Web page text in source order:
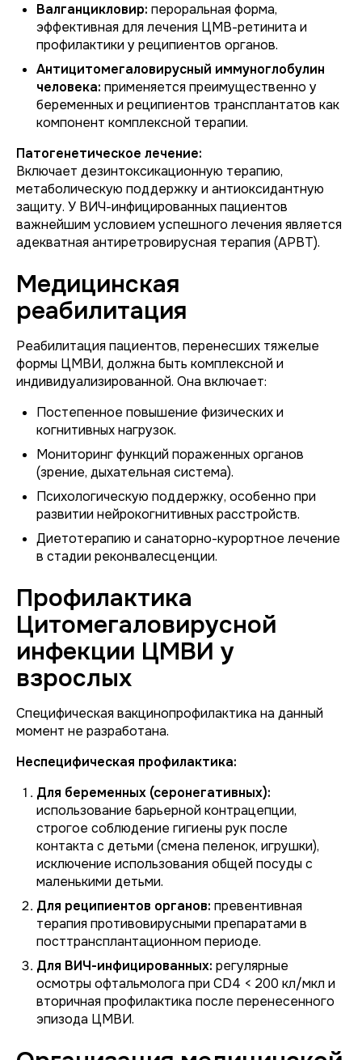
Валганцикловир: пероральная форма,
эффективная для лечения ЦМВ-ретинита и
профилактики у реципиентов органов.
Антицитомегаловирусный иммуноглобулин
человека: применяется преимущественно у
беременных и реципиентов трансплантатов как
компонент комплексной терапии.
Патогенетическое лечение:
Включает дезинтоксикационную терапию,
метаболическую поддержку и антиоксидантную
защиту. У ВИЧ-инфицированных пациентов
важнейшим условием успешного лечения является
адекватная антиретровирусная терапия (АРВТ).
Медицинская
реабилитация
Реабилитация пациентов, перенесших тяжелые
формы ЦМВИ, должна быть комплексной и
индивидуализированной. Она включает:
Постепенное повышение физических и
когнитивных нагрузок.
Мониторинг функций пораженных органов
(зрение, дыхательная система).
Психологическую поддержку, особенно при
развитии нейрокогнитивных расстройств.
Диетотерапию и санаторно-курортное лечение
в стадии реконвалесценции.
Профилактика
Цитомегаловирусной
инфекции ЦМВИ у
взрослых
Специфическая вакцинопрофилактика на данный
момент не разработана.
Неспецифическая профилактика:
Для беременных (серонегативных):
использование барьерной контрацепции,
строгое соблюдение гигиены рук после
контакта с детьми (смена пеленок, игрушки),
исключение использования общей посуды с
маленькими детьми.
Для реципиентов органов: превентивная
терапия противовирусными препаратами в
посттрансплантационном периоде.
Для ВИЧ-инфицированных: регулярные
осмотры офтальмолога при CD4 < 200 кл/мкл и
вторичная профилактика после перенесенного
эпизода ЦМВИ.